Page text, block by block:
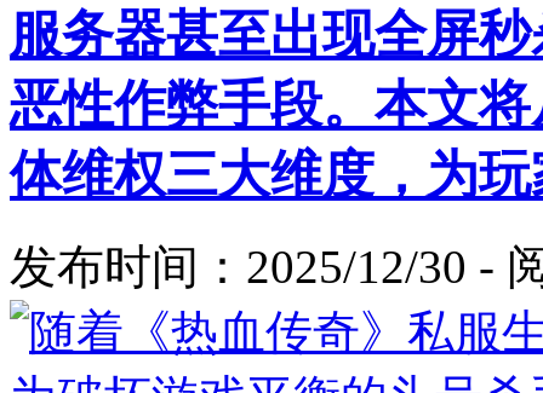
服务器甚至出现全屏
恶性作弊手段。本文
体维权三大维度，为
发布时间：2025/12/30 -